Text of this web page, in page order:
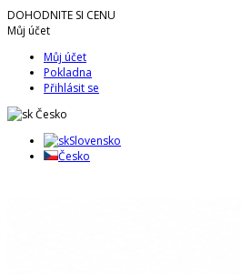
DOHODNITE SI CENU
Můj účet
Můj účet
Pokladna
Přihlásit se
Česko
Slovensko
Česko